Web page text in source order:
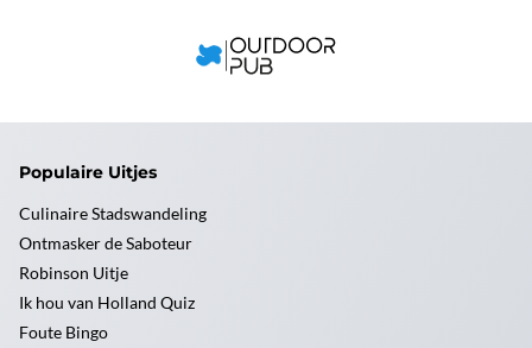
Populaire Uitjes
Culinaire Stadswandeling
Ontmasker de Saboteur
Robinson Uitje
Ik hou van Holland Quiz
Foute Bingo